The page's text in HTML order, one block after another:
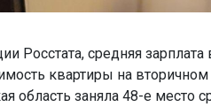
Росстата, средняя зарплата
квартиры на
область заняла 48-е место